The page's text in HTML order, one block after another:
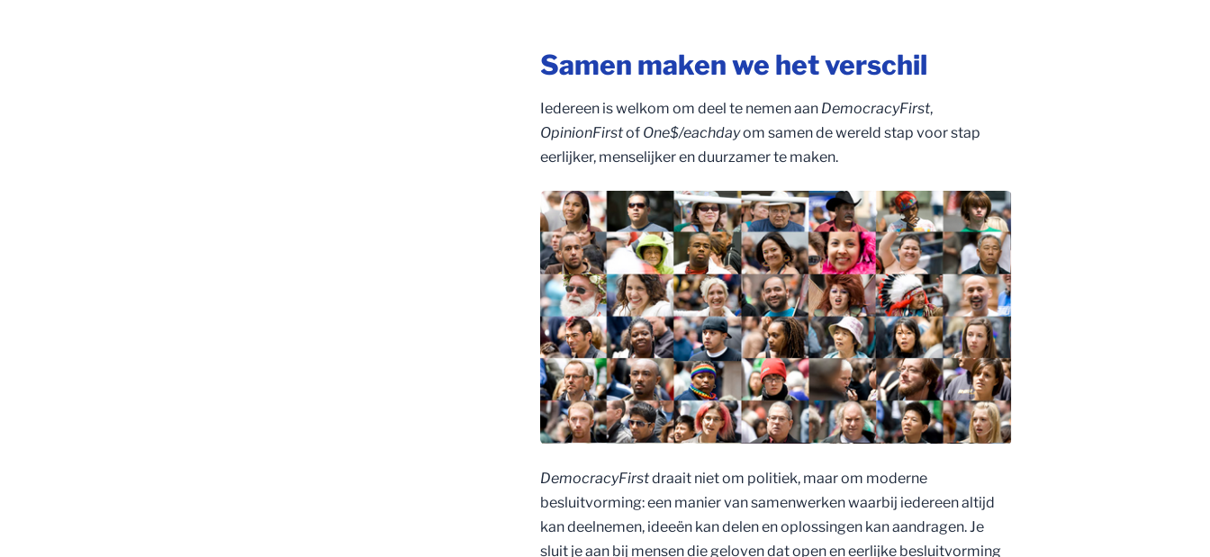
Samen maken we het verschil
Iedereen is welkom om deel te nemen aan DemocracyFirst,
OpinionFirstof One$/eachdayom samen de wereld stap voor stap
eerlijker, menselijker en duurzamer te maken.
DemocracyFirstdraait niet om politiek, maar om moderne
besluitvorming: een manier van samenwerken waarbij iedereen altijd
kan deelnemen, ideeën kan delen en oplossingen kan aandragen. Je
sluit je aan bij mensen die geloven dat open en eerlijke besluitvorming